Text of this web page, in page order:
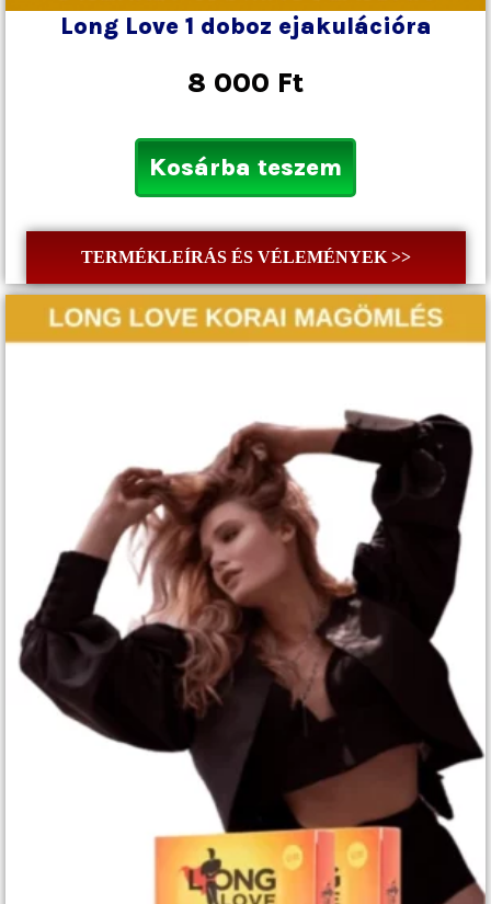
Long Love 1 doboz ejakulációra
8 000 Ft
Kosárba teszem
TERMÉKLEÍRÁS ÉS VÉLEMÉNYEK >>